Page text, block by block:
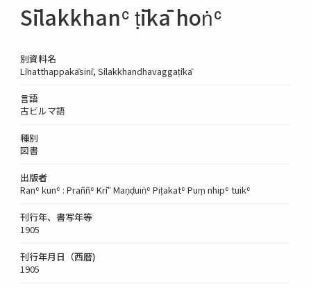
Sīlakkhanʿ ṭīkā hoṅʿ
別資料名
Līnatthappakāsinī, Sīlakkhandhavaggaṭīkā
言語
古ビルマ語
種別
図書
出版者
Ranʿ kunʿ : Praññʿ Krīʺ Maṇḍuiṅʿ Piṭakatʿ Puṃ nhipʿ tuikʿ
刊行年、書写年等
1905
刊行年月日（西暦)
1905